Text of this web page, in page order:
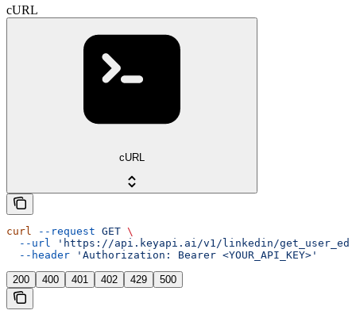
cURL
cURL
curl --request GET \
  --url
'https://api.keyapi.ai/v1/linkedin/
  --header
'Authorization: Bearer <YOUR_API_KEY>'
200 400 401 402 429 500